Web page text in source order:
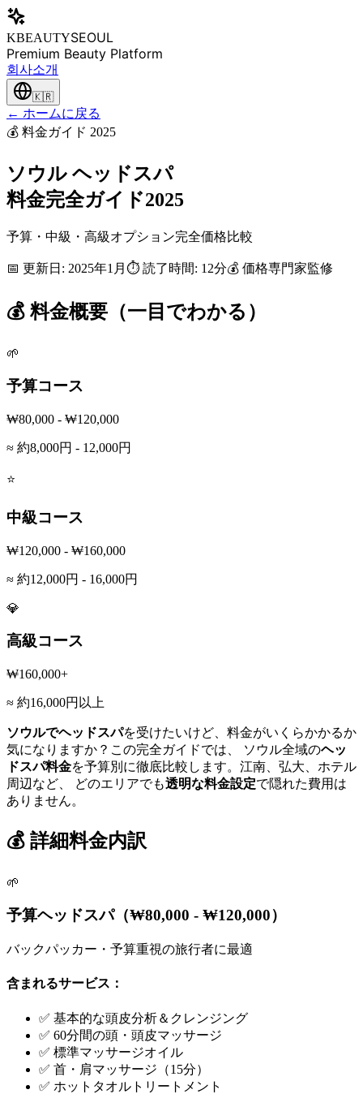
KBEAUTYSEOUL
Premium Beauty Platform
회사소개
🇰🇷
← ホームに戻る
💰 料金ガイド 2025
ソウル ヘッドスパ
料金完全ガイド2025
予算・中級・高級オプション完全価格比較
📅 更新日: 2025年1月 ⏱️ 読了時間: 12分💰 価格専門家監修
💰 料金概要（一目でわかる）
🌱
予算コース
₩80,000 - ₩120,000
≈ 約8,000円 - 12,000円
⭐
中級コース
₩120,000 - ₩160,000
≈ 約12,000円 - 16,000円
💎
高級コース
₩160,000+
≈ 約16,000円以上
ソウルでヘッドスパを受けたいけど、料金がいくらかかるか
気になりますか？この完全ガイドでは、 ソウル全域のヘッ
ドスパ料金を予算別に徹底比較します。江南、弘大、ホテル
周辺など、 どのエリアでも透明な料金設定で隠れた費用は
ありません。
💰 詳細料金内訳
🌱
予算ヘッドスパ（₩80,000 - ₩120,000）
バックパッカー・予算重視の旅行者に最適
含まれるサービス：
✅ 基本的な頭皮分析＆クレンジング
✅ 60分間の頭・頭皮マッサージ
✅ 標準マッサージオイル
✅ 首・肩マッサージ（15分）
✅ ホットタオルトリートメント